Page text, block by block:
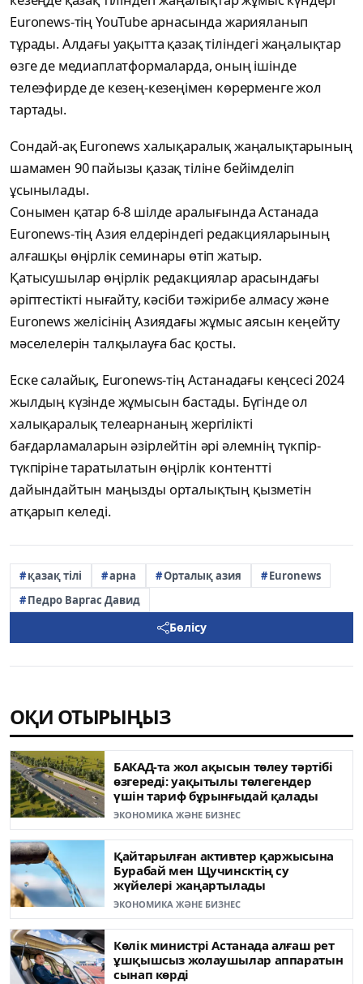
Euronews-тің YouTube арнасында жарияланып
тұрады. Алдағы уақытта қазақ тіліндегі жаңалықтар
өзге де медиаплатформаларда, оның ішінде
телеэфирде де кезең-кезеңімен көрерменге жол
тартады.
Сондай-ақ Euronews халықаралық жаңалықтарының
шамамен 90 пайызы қазақ тіліне бейімделіп
ұсынылады.
Сонымен қатар 6-8 шілде аралығында Астанада
Euronews-тің Азия елдеріндегі редакцияларының
алғашқы өңірлік семинары өтіп жатыр.
Қатысушылар өңірлік редакциялар арасындағы
әріптестікті нығайту, кәсіби тәжірибе алмасу және
Euronews желісінің Азиядағы жұмыс аясын кеңейту
мәселелерін талқылауға бас қосты.
Еске салайық, Euronews-тің Астанадағы кеңсесі 2024
жылдың күзінде жұмысын бастады. Бүгінде ол
халықаралық телеарнаның жергілікті
бағдарламаларын әзірлейтін әрі әлемнің түкпір-
түкпіріне таратылатын өңірлік контентті
дайындайтын маңызды орталықтың қызметін
атқарып келеді.
қазақ тілі арна Орталық азия
Euronews
Педро Варгас Давид
Бөлісу
ОҚИ ОТЫРЫҢЫЗ
БАКАД-та жол ақысын төлеу тәртібі
өзгереді: уақытылы төлегендер
үшін тариф бұрынғыдай қалады
ЭКОНОМИКА ЖӘНЕ БИЗНЕС
Қайтарылған активтер қаржысына
Бурабай мен Щучинсктің су
жүйелері жаңартылады
ЭКОНОМИКА ЖӘНЕ БИЗНЕС
Көлік министрі Астанада алғаш рет
ұшқышсыз жолаушылар аппаратын
сынап көрді